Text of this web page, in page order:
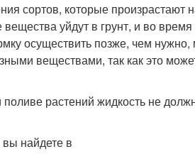
сортов, которые произрастают
уйдут в грунт, и во время
осуществить позже, чем
веществами, так как это
растений жидкость не
найдете в